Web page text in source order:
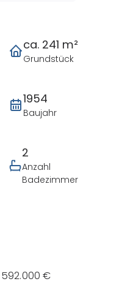
ca. 241 m²
Grundstück
1954
Baujahr
2
Anzahl
Badezimmer
592.000 €